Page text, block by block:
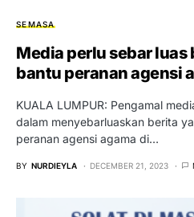
SEMASA
Media perlu sebar luas
bantu peranan agensi
KUALA LUMPUR: Pengamal
dalam menyebarluaskan berita
peranan agensi agama di…
BY NURDIEYLA DECEMBER 21, 2023